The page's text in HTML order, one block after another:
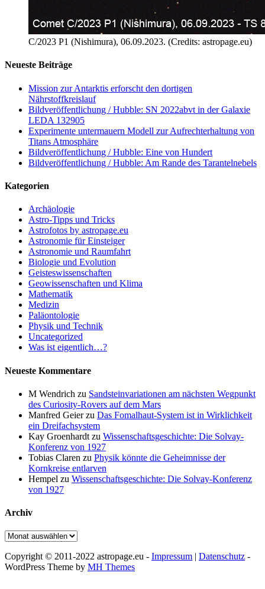
C/2023 P1 (Nishimura), 06.09.2023. (Credits: astropage.eu)
Neueste Beiträge
Mission zur Antarktis erforscht den dortigen
Nährstoffkreislauf
Bildveröffentlichung / Hubble: SN 2022abvt in der Galaxie
LEDA 132905
Experimente untermauern Modell zur Aufrechterhaltung von
Titans Atmosphäre
Bildveröffentlichung / Hubble: Eine von Hundert
Bildveröffentlichung / Hubble: Am Rande des Tarantelnebels
Kategorien
Archäologie
Astro-Tipps und Tricks
Astrofotos by astropage.eu
Astronomie für Einsteiger
Astronomie und Raumfahrt
Biologie und Evolution
Geisteswissenschaften
Geowissenschaften und Klima
Mathematik
Medizin
Paläontologie
Physik und Technik
Uncategorized
Was ist eigentlich…?
Neueste Kommentare
M Wendrich zu Sandsteinvariationen am nächsten Wegpunkt
des Curiosity-Rovers auf dem Mars
Manfred Geierzu Das Fomalhaut-System ist in Wirklichkeit
ein Dreifachsystem
Kay Groenhardt zu Wissenschaftsgeschichte: Die Solvay-
Konferenz von 1927
Tobias Claren zu Physik könnte die Geheimnisse der
Kornkreise entlarven
Hempel zu Wissenschaftsgeschichte: Die Solvay-Konferenz
von 1927
Archiv
Archiv
Copyright © 2011-2022 astropage.eu - Impressum | Datenschutz -
WordPress Theme by MH Themes